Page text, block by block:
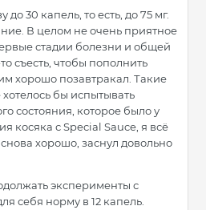
30 капель, то есть, до 75 мг.
В целом не очень приятное
стадии болезни и общей
съесть, чтобы пополнить
хорошо позавтракал. Такие
бы испытывать
состояния, которое было у
косяка с Special Sauce, я всё
хорошо, заснул довольно
эксперименты с
себя норму в 12 капель.